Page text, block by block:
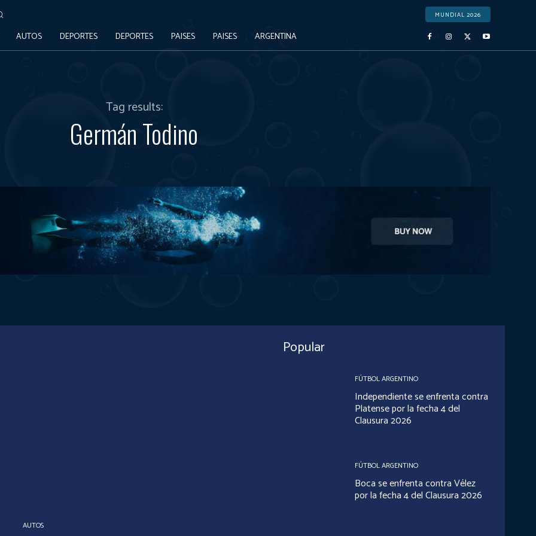
MUNDIAL 2026
AUTOS DEPORTES DEPORTES PAISES PAISES ARGENTINA
Tag results:
Germán Todino
AUTOS
Popular
FÚTBOL ARGENTINO
Independiente se enfrenta contra
Platense por la fecha 4 del
Clausura 2026
FÚTBOL ARGENTINO
Boca se enfrenta contra Vélez
por la fecha 4 del Clausura 2026